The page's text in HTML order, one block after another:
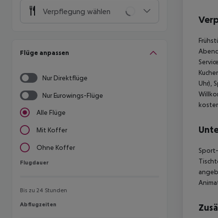
Verpflegung wählen
Flüge anpassen
Nur Direktflüge
Nur Eurowings-Flüge
Alle Flüge
Mit Koffer
Ohne Koffer
Flugdauer
Flugdauer
Bis zu 24 Stunden
Abflugzeiten
Abflugzeiten
Uhr),